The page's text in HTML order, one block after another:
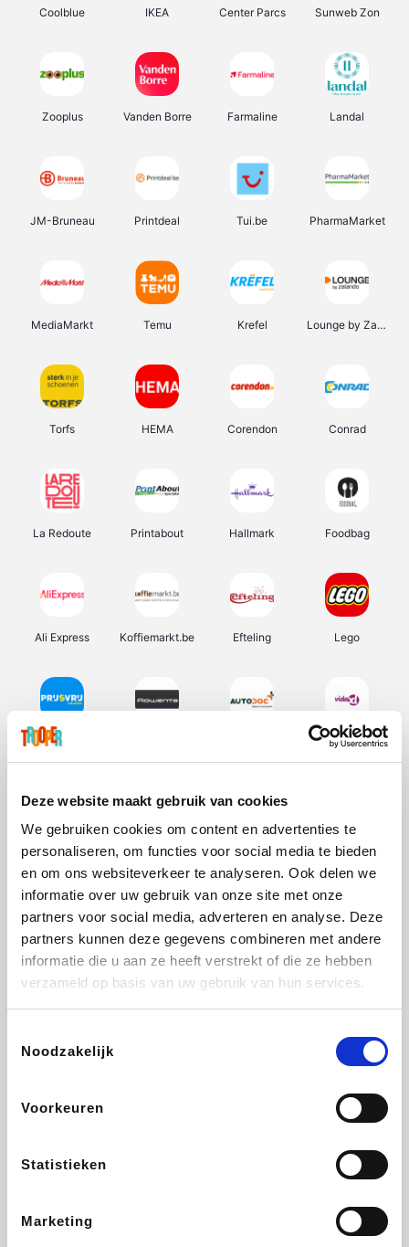
Deze website maakt gebruik van cookies
We gebruiken cookies om content en advertenties te
personaliseren, om functies voor social media te bieden
en om ons websiteverkeer te analyseren. Ook delen we
informatie over uw gebruik van onze site met onze
partners voor social media, adverteren en analyse. Deze
partners kunnen deze gegevens combineren met andere
informatie die u aan ze heeft verstrekt of die ze hebben
verzameld op basis van uw gebruik van hun services.
Noodzakelijk
Voorkeuren
Statistieken
Marketing
Coolblue IKEA Center Parcs Sunweb Zon
Zooplus Vanden Borre Farmaline Landal
JM-Bruneau Printdeal Tui.be PharmaMarket
MediaMarkt Temu Krefel Lounge by Zalando
Torfs HEMA Corendon Conrad
La Redoute Printabout Hallmark Foodbag
Ali Express Koffiemarkt.be Efteling Lego
Prijsvrij Vidaxl
Lampenlicht.be De Online Drogist Hotels.com Adidas
DectDirect
Brussels Airlines
EuroGifts Get Your Guide